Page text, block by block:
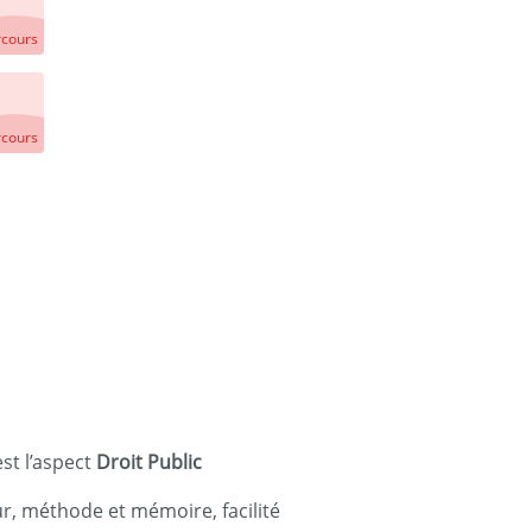
l’aspect Droit Public
méthode et mémoire, facilité